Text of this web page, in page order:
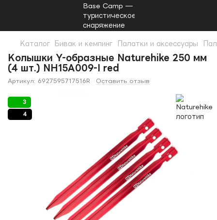
Каталог Бивак и кемпинг Палатки и аксессуары
Колышки Y-образные Naturehike 250 мм
(4 шт.) NH15A009-I red
Артикул: 6927595717516R Оставить отзыв
3
4